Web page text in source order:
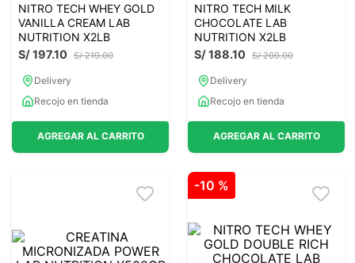
NITRO TECH WHEY GOLD
VANILLA CREAM LAB
NUTRITION X2LB
S/ 219.00
S/197.10
Delivery
Recojo en tienda
AGREGAR AL CARRITO
NITRO TECH MILK
CHOCOLATE LAB
NUTRITION X2LB
S/ 209.00
S/188.10
Delivery
Recojo en tienda
AGREGAR AL CARRITO
-10 %